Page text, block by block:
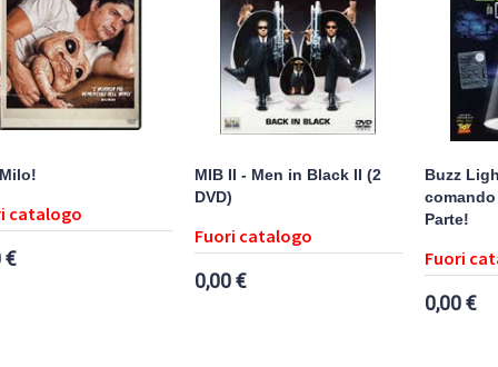
catalogo
€
MIB II - Men in Black II (2
DVD)
Fuori catalogo
0,00 €
Buzz
Parte!
Fuori
0,00 €